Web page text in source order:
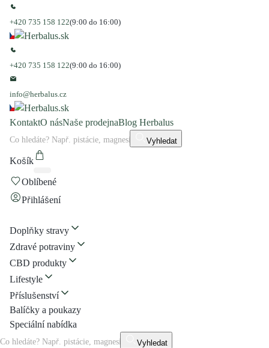
+420 735 158 122(9:00 do 16:00)
+420 735 158 122(9:00 do 16:00)
info@herbalus.cz
KontaktO násNaše prodejnaBlog Herbalus
Vyhledat
Košík
Oblíbené
Přihlášení
Doplňky stravy
Zdravé potraviny
CBD produkty
Lifestyle
Příslušenství
Balíčky a poukazy
Speciální nabídka
Vyhledat